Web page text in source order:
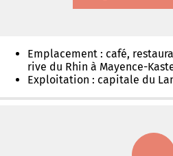
Emplacement : café,
rive du Rhin à Mayence-
Exploitation : capitale du